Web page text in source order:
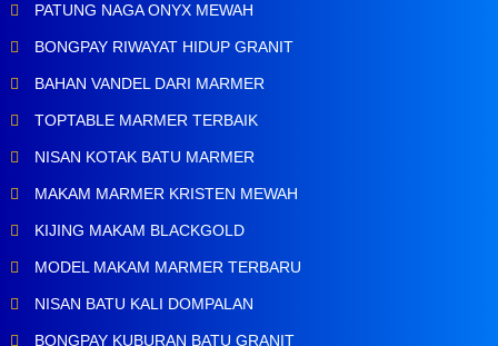
PATUNG NAGA ONYX MEWAH
BONGPAY RIWAYAT HIDUP GRANIT
BAHAN VANDEL DARI MARMER
TOPTABLE MARMER TERBAIK
NISAN KOTAK BATU MARMER
MAKAM MARMER KRISTEN MEWAH
KIJING MAKAM BLACKGOLD
MODEL MAKAM MARMER TERBARU
NISAN BATU KALI DOMPALAN
BONGPAY KUBURAN BATU GRANIT